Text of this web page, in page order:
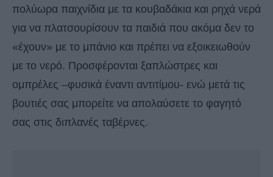
πολύωρα παιχνίδια με τα κουβαδάκια και ρηχά νερά
για να πλατσουρίσουν τα παιδιά που ακόμα δεν το
«έχουν» με το μπάνιο και πρέπει να εξοικειωθούν
με το νερό. Προσφέρονται ξαπλώστρες και
ομπρέλες –φυσικά έναντι αντιτίμου- ενώ μετά τις
βουτιές σας μπορείτε να απολαύσετε το φαγητό
σας στις διπλανές ταβέρνες.